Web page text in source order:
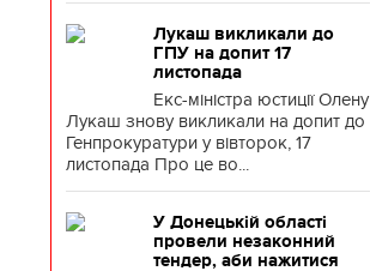
Лукаш викликали до
ГПУ на допит 17
листопада
Екс-міністра юстиції Олену
Лукаш знову викликали на допит до
Генпрокуратури у вівторок, 17
листопада Про це во...
У Донецькій області
провели незаконний
тендер, аби нажитися